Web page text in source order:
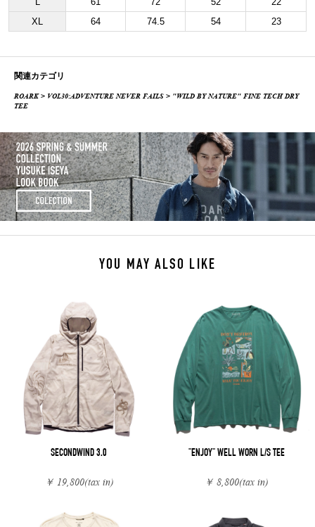
XL
64 74.5 54 23
関連カテゴリ
ROARK> VOL30:ADVENTURE NEVER FAILS > "WILD BY NATURE" FINE TECH DRY
TEE
YOU MAY ALSO LIKE
SECONDWIND 3.0
￥ 19,800(tax in)
"ENJOY" WELL WORN L/S TEE
￥ 8,800(tax in)